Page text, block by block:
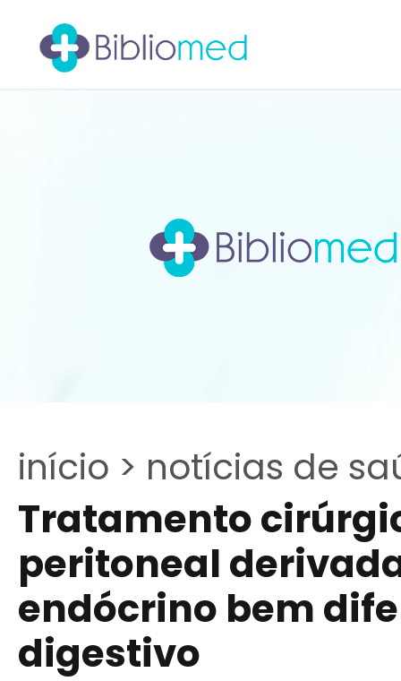
início > notícias de
Tratamento
peritoneal
endócrino bem
digestivo